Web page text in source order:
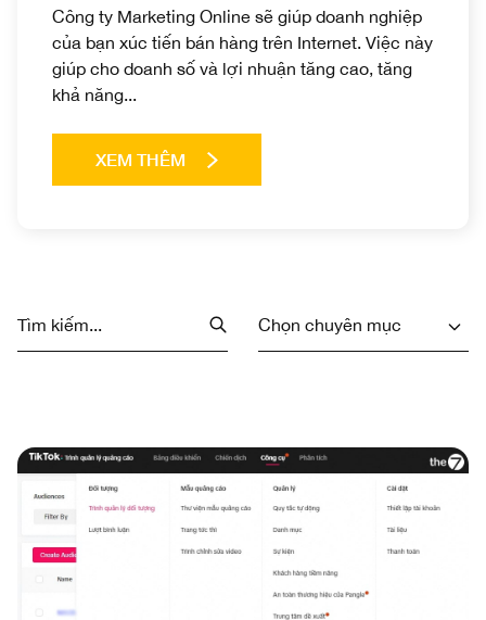
Công ty Marketing Online sẽ giúp doanh nghiệp
của bạn xúc tiến bán hàng trên Internet. Việc này
giúp cho doanh số và lợi nhuận tăng cao, tăng
khả năng...
XEM THÊM
Chọn chuyên mục